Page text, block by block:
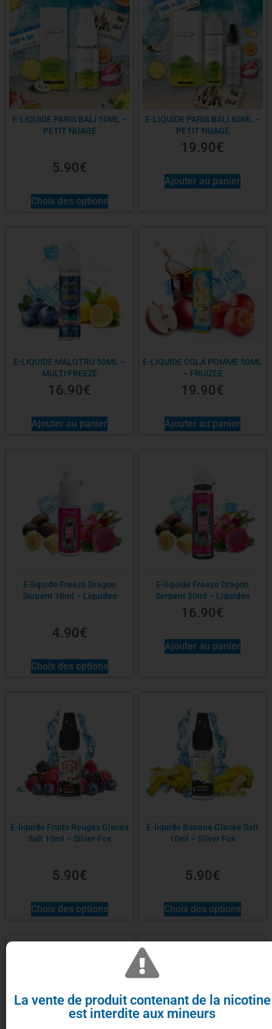
E-LIQUIDE PARIS BALI 10ML –
PETIT NUAGE
5.90€
Choix des options
E-LIQUIDE PARIS BALI 60ML –
PETIT NUAGE
19.90€
Ajouter au panier
E-LIQUIDE MALOTRU 50ML –
MULTI FREEZE
16.90€
Ajouter au panier
E-LIQUIDE COLA POMME 50ML
– FRUIZEE
19.90€
Ajouter au panier
E-liquide Freeze Dragon
Serpent 10ml – Liquideo
4.90€
Choix des options
E-liquide Freeze Dragon
Serpent 50ml – Liquideo
16.90€
Ajouter au panier
E-liquide Fruits Rouges Glacés
Salt 10ml – Silver Fox
5.90€
Choix des options
E-liquide Banane Glacée Salt
10ml – Silver Fox
5.90€
Choix des options
La vente de produit contenant de la nicotine
est interdite aux mineurs